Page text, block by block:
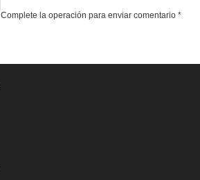
Complete la operación para enviar comentario *